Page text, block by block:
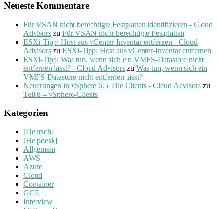
Neueste Kommentare
Für VSAN nicht berechtigte Festplatten identifizieren - Cloud
Advisors zu Für VSAN nicht berechtigte Festplatten
ESXi-Tipp: Host aus vCenter-Inventar entfernen - Cloud
Advisors zu ESXi-Tipp: Host aus vCenter-Inventar entfernen
ESXi-Tipp: Was tun, wenn sich ein VMFS-Datastore nicht
entfernen lässt? - Cloud Advisors zu Was tun, wenn sich ein
VMFS-Datastore nicht entfernen lässt?
Neuerungen in vSphere 6.5: Die Clients - Cloud Advisors zu
Teil 8 – vSphere-Clients
Kategorien
[Deutsch]
[Helpdesk]
Allgemein
AWS
Azure
Cloud
Container
GCE
Interview